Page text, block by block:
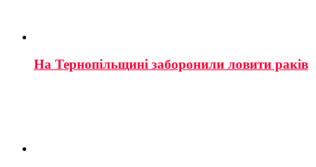
На Тернопільщині заборонили ловити раків